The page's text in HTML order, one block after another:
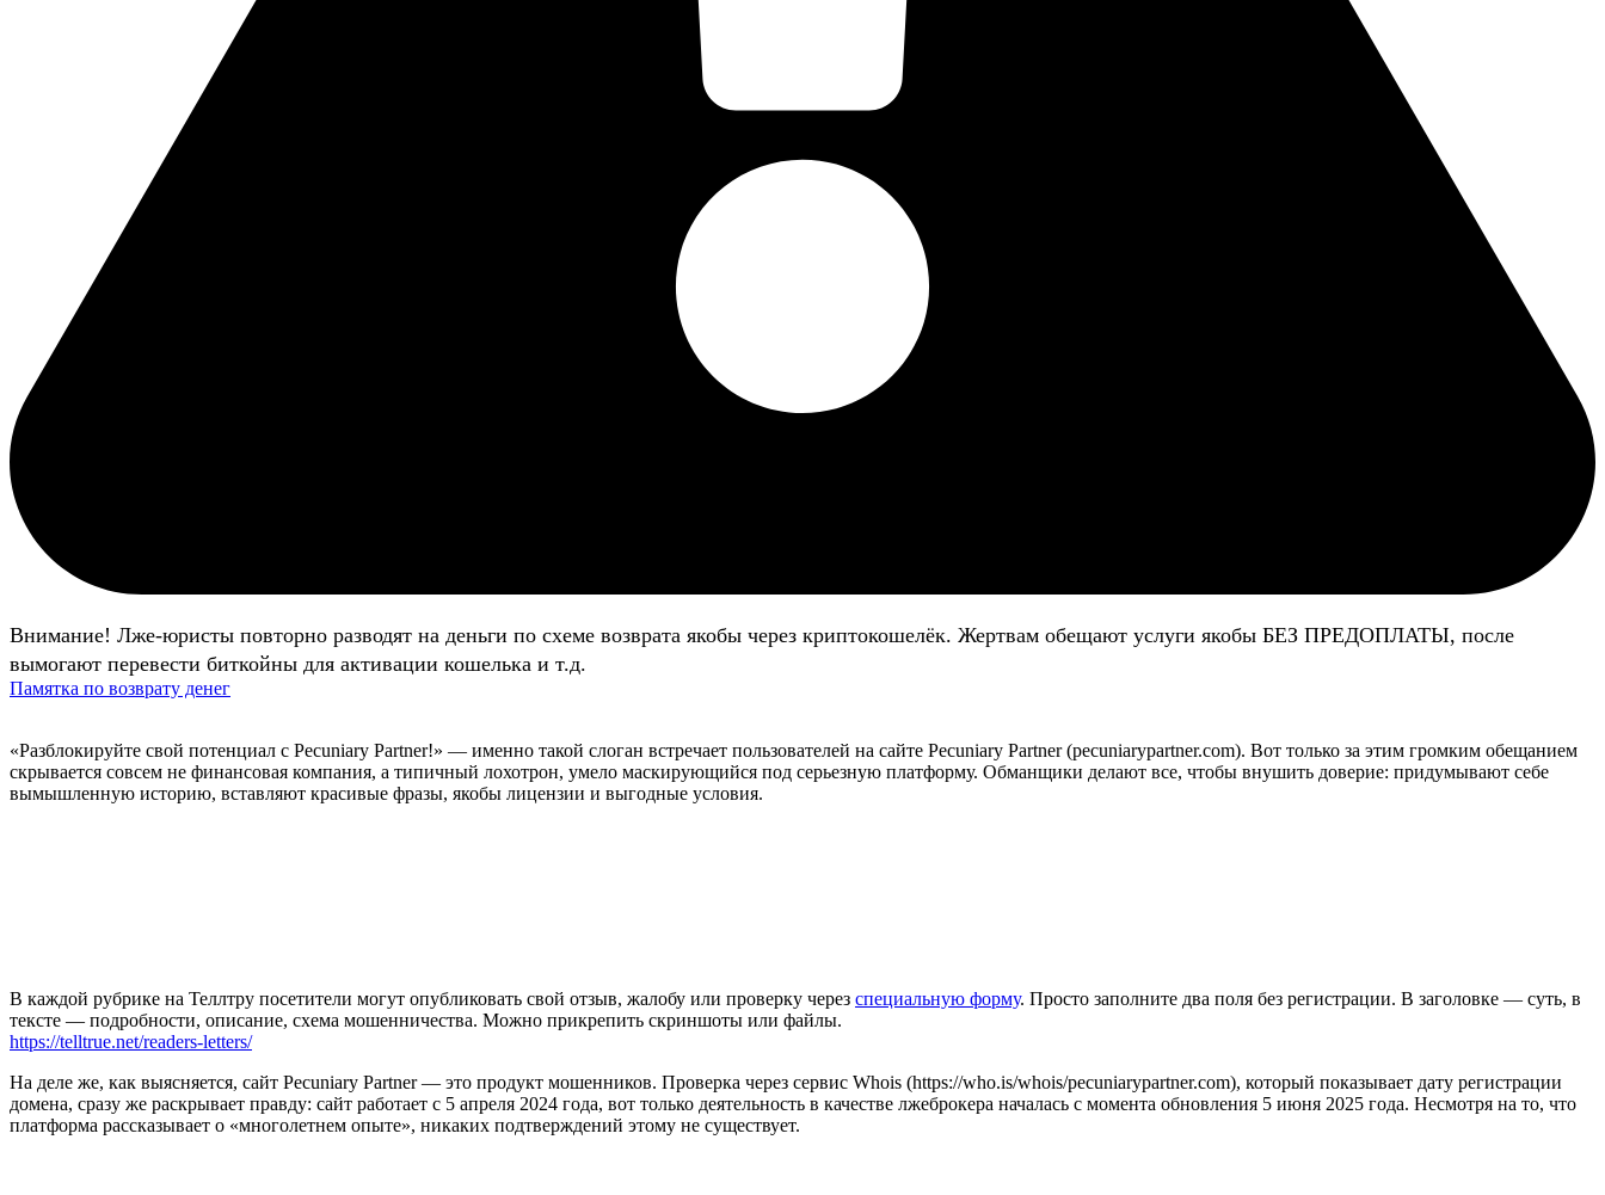
Внимание! Лже-юристы повторно разводят на деньги по схеме возврата якобы через криптокошелёк. Жертвам обещают услуги якобы БЕЗ ПРЕДОПЛАТЫ, после
вымогают перевести биткойны для активации кошелька и т.д.
Памятка по возврату денег
«Разблокируйте свой потенциал с Pecuniary Partner!» — именно такой слоган встречает пользователей на сайте Pecuniary Partner (pecuniarypartner.com). Вот только за этим громким обещанием
скрывается совсем не финансовая компания, а типичный лохотрон, умело маскирующийся под серьезную платформу. Обманщики делают все, чтобы внушить доверие: придумывают себе
вымышленную историю, вставляют красивые фразы, якобы лицензии и выгодные условия.
В каждой рубрике на Теллтру посетители могут опубликовать свой отзыв, жалобу или проверку через специальную форму. Просто заполните два поля без регистрации. В заголовке — суть, в
тексте — подробности, описание, схема мошенничества. Можно прикрепить скриншоты или файлы.
https://telltrue.net/readers-letters/
На деле же, как выясняется, сайт Pecuniary Partner — это продукт мошенников. Проверка через сервис Whois (https://who.is/whois/pecuniarypartner.com), который показывает дату регистрации
домена, сразу же раскрывает правду: сайт работает с 5 апреля 2024 года, вот только деятельность в качестве лжеброкера началась с момента обновления 5 июня 2025 года. Несмотря на то, что
платформа рассказывает о «многолетнем опыте», никаких подтверждений этому не существует.